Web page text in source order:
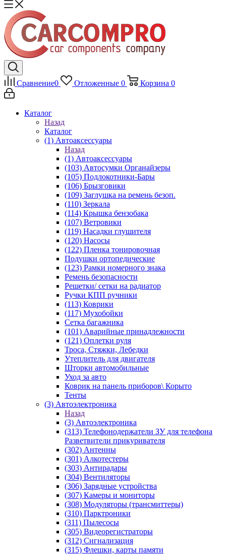
Сравнение0 Отложенные 0 Корзина 0
Каталог
Назад
Каталог
(1) Автоаксессуары
Назад
(1) Автоаксессуары
(103) Автосумки Органайзеры
(105) Подлокотники-Бары
(106) Брызговики
(109) Заглушка на ремень безоп.
(110) Зеркала
(114) Крышка бензобака
(107) Ветровики
(119) Насадки глушителя
(120) Насосы
(122) Пленка тонировочная
Подушки ортопедические
(123) Рамки номерного знака
Ремень безопасности
Решетки/ сетки на радиатор
Ручки КПП ручники
(113) Коврики
(117) Мухобойки
Сетка багажника
(101) Аварийные принадлежности
(121) Оплетки руля
Троса, Стяжки, Лебедки
Утеплитель для двигателя
Шторки автомобильные
Уход за авто
Коврик на панель приборов\ Корыто
Тенты
(3) Автоэлектроника
Назад
(3) Автоэлектроника
(313) Телефонодержатели ЗУ для телефона
Разветвители прикуривателя
(302) Антенны
(301) Алкотестеры
(303) Антирадары
(304) Вентиляторы
(306) Зарядные устройства
(307) Камеры и мониторы
(308) Модуляторы (трансмиттеры)
(310) Парктроники
(311) Пылесосы
(305) Видеорегистраторы
(312) Сигнализация
(315) Флешки, карты памяти